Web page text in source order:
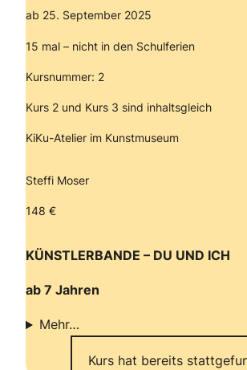
ab 25. September 2025
15 mal – nicht in den Schulferien
Kursnummer: 2
Kurs 2 und Kurs 3 sind inhaltsgleich
KiKu-Atelier im Kunstmuseum
Steffi Moser
148 €
KÜNSTLERBANDE – DU UND ICH
ab 7 Jahren
Mehr…
Kurs hat bereits